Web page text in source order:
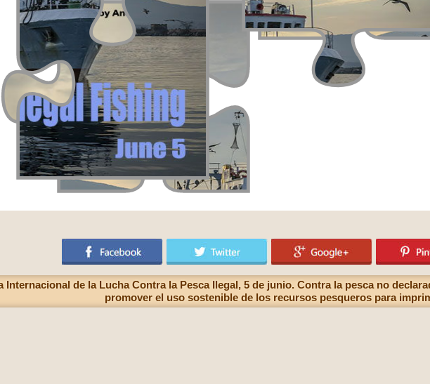
Internacional de la Lucha Contra la Pesca Ilegal, 5 de junio. Contra la pesca no
promover el uso sostenible de los recursos pesqueros para